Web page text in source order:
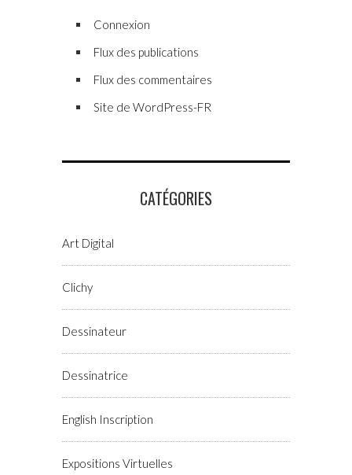
Connexion
Flux des publications
Flux des commentaires
Site de WordPress-FR
CATÉGORIES
Art Digital
Clichy
Dessinateur
Dessinatrice
English Inscription
Expositions Virtuelles